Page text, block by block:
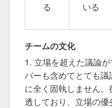
る
いる
チームの文化
1. 立場を超えた議論
バーも含めてとても
に全く固執しません
透しており、立場の優